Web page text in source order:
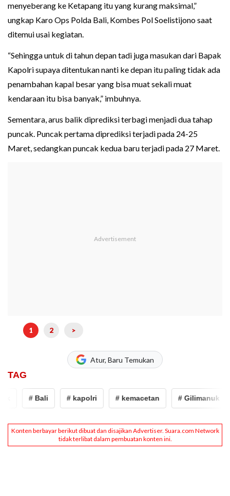
menyeberang ke Ketapang itu yang kurang maksimal,”
ungkap Karo Ops Polda Bali, Kombes Pol Soelistijono saat
ditemui usai kegiatan.
“Sehingga untuk di tahun depan tadi juga masukan dari Bapak
Kapolri supaya ditentukan nanti ke depan itu paling tidak ada
penambahan kapal besar yang bisa muat sekali muat
kendaraan itu bisa banyak,” imbuhnya.
Sementara, arus balik diprediksi terbagi menjadi dua tahap
puncak. Puncak pertama diprediksi terjadi pada 24-25
Maret, sedangkan puncak kedua baru terjadi pada 27 Maret.
1 2 >
Atur, Baru Temukan
TAG
# Bali # kapolri # kemacetan # Gilimanuk